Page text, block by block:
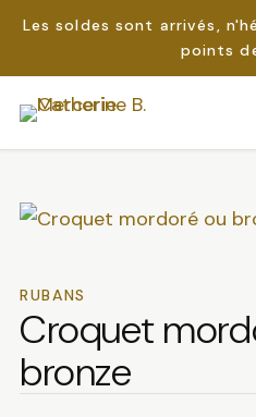
Les soldes sont arrivés,
points
Passer
RUBANS
Croquet
bronze